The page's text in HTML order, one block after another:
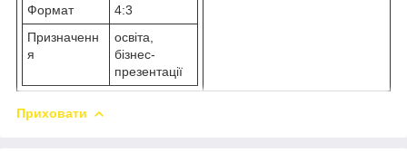
Формат
4:3
Призначенн
я
освіта,
бізнес-
презентації
Приховати